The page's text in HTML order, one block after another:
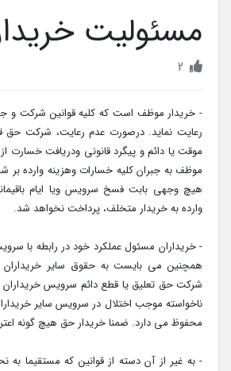
مسئولیت
2
- خریدار موظف است که کلیه قوانین شرکت و
رعایت نماید. درصورت عدم رعایت، شرکت
موقت یا دائم و پیگرد قانونی ودریافت خسارت از
موظف به جبران کلیه خسارات وهزینه وارده
هیچ وجهی بابت فسخ سرویس ویا ایام
وارده به خریدار متخلف، پرداخت نخواهد شد.
- خریداران مسئول عملکرد خود در رابطه با
همچنین می بایست به حقوق سایر خریداران
شرکت حق تعلیق یا قطع دائم سرویس
ناخواسته موجب اختلال در سرویس سایر
محفوظ می دارد. ضمنا خریدار حق هیچ گونه
- به غیر از آن دسته از قوانین که مستقیما به